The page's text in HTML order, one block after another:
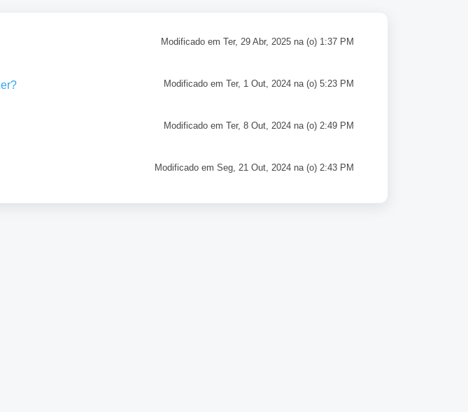
Modificado em Ter, 29 Abr, 2025 na (o) 1:37 PM
Modificado em Ter, 1 Out, 2024 na (o) 5:23 PM
Modificado em Ter, 8 Out, 2024 na (o) 2:49 PM
Modificado em Seg, 21 Out, 2024 na (o) 2:43 PM